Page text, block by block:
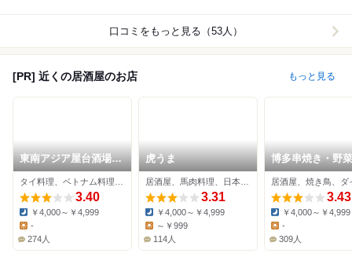
口コミをもっと見る（53人）
[PR] 近くの居酒屋のお店 もっと見る
東南アジア屋台酒場
バグース
3.40
Dinner:
￥4,000～￥4,999
-
274人
虎うま
3.31
Dinner:
￥4,000～￥4,999
～￥999
114人
博多串焼き・野
工房 南平台のご
んさん
3.43
Dinner:
￥4,000～￥4,999
-
309人